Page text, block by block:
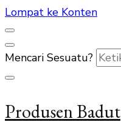
Lompat ke Konten
Mencari Sesuatu?
Produsen Badut